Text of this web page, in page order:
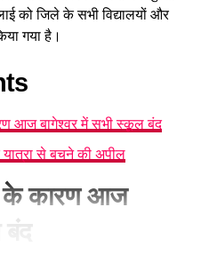
को जिले के सभी विद्यालयों और
गया है।
आज बागेश्वर में सभी स्कूल बंद
से बचने की अपील
के कारण आज